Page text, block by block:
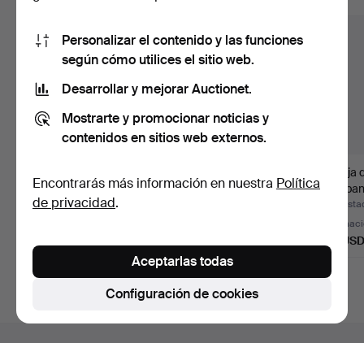
jarrón en metal plate…
Subastado 18 abr 2026
NEDDERMANN BRU.
dos
93 USD
Personalizar el contenido y las funciones
según cómo utilices el sitio web.
Desarrollar y mejorar Auctionet.
Mostrarte y promocionar noticias y
contenidos en sitios web externos.
Encontrarás más información en nuestra Política
de privacidad.
Configuración de cookies
Aceptarlas todas